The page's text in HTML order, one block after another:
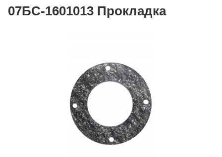
07БС-1601013 Прокладка